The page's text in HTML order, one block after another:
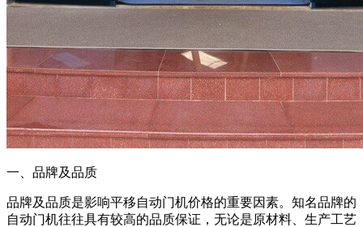
一、品牌及品质
品牌及品质是影响平移自动门机价格的重要因素。知名品牌的
自动门机往往具有较高的品质保证，无论是原材料、生产工艺